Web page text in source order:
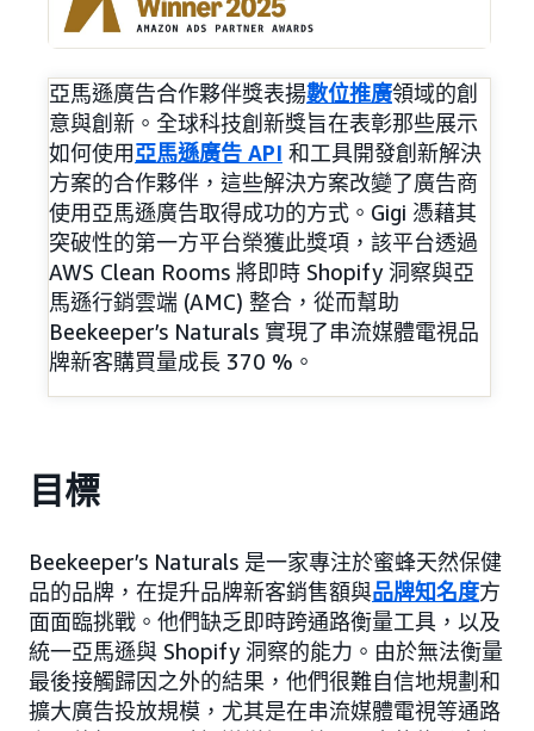
亞馬遜廣告合作夥伴獎表揚數位推廣領域的創
意與創新。全球科技創新獎旨在表彰那些展示
如何使用亞馬遜廣告 API 和工具開發創新解決
方案的合作夥伴，這些解決方案改變了廣告商
使用亞馬遜廣告取得成功的方式。Gigi 憑藉其
突破性的第一方平台榮獲此獎項，該平台透過
AWS Clean Rooms 將即時 Shopify 洞察與亞
馬遜行銷雲端 (AMC) 整合，從而幫助
Beekeeper’s Naturals 實現了串流媒體電視品
牌新客購買量成長 370 %。
目標
Beekeeper’s Naturals 是一家專注於蜜蜂天然保健
品的品牌，在提升品牌新客銷售額與品牌知名度方
面面臨挑戰。他們缺乏即時跨通路衡量工具，以及
統一亞馬遜與 Shopify 洞察的能力。由於無法衡量
最後接觸歸因之外的結果，他們很難自信地規劃和
擴大廣告投放規模，尤其是在串流媒體電視等通路